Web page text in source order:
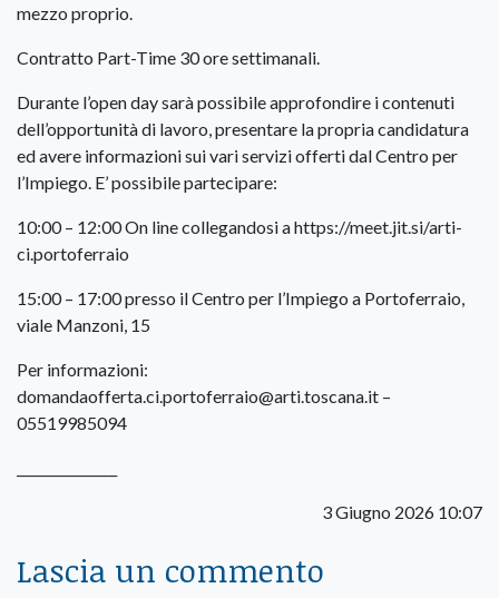
mezzo proprio.
Contratto Part-Time 30 ore settimanali.
Durante l’open day sarà possibile approfondire i contenuti
dell’opportunità di lavoro, presentare la propria candidatura
ed avere informazioni sui vari servizi offerti dal Centro per
l’Impiego. E’ possibile partecipare:
10:00 – 12:00 On line collegandosi a https://meet.jit.si/arti-
ci.portoferraio
15:00 – 17:00 presso il Centro per l’Impiego a Portoferraio,
viale Manzoni, 15
Per informazioni:
domandaofferta.ci.portoferraio@arti.toscana.it –
05519985094
3 Giugno 2026 10:07
Lascia un commento